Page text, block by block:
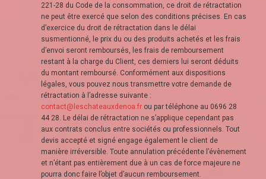
221-28 du Code de la consommation, ce droit de rétractation
ne peut être exercé que selon des conditions précises. En cas
d’exercice du droit de rétractation dans le délai
susmentionné, le prix du ou des produits achetés et les frais
d’envoi seront remboursés, les frais de remboursement
restant à la charge du Client, ces derniers lui seront déduits
du montant remboursé. Conformément aux dispositions
légales, vous pouvez nous transmettre votre demande de
rétractation à l’adresse suivante :
contact@leschateauxdenoa.frou par téléphone au 0696 28
44 28. Le délai de rétractation ne s’applique cependant pas
aux contrats conclus entre sociétés ou professionnels. Tout
devis accepté et signé engage également le client de
manière irréversible. Toute annulation précédente l’évènement
et n’étant pas entièrement due à un cas de force majeure ne
pourra donc faire l’objet d’aucun remboursement.